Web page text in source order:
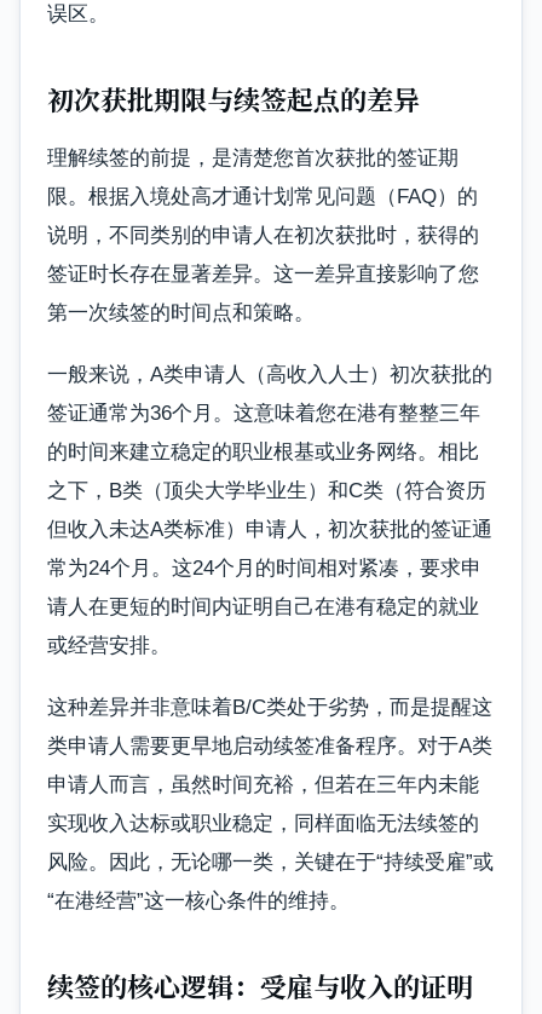
误区。
初次获批期限与续签起点的差异
理解续签的前提，是清楚您首次获批的签证期
限。根据入境处高才通计划常见问题（FAQ）的
说明，不同类别的申请人在初次获批时，获得的
签证时长存在显著差异。这一差异直接影响了您
第一次续签的时间点和策略。
一般来说，A类申请人（高收入人士）初次获批的
签证通常为36个月。这意味着您在港有整整三年
的时间来建立稳定的职业根基或业务网络。相比
之下，B类（顶尖大学毕业生）和C类（符合资历
但收入未达A类标准）申请人，初次获批的签证通
常为24个月。这24个月的时间相对紧凑，要求申
请人在更短的时间内证明自己在港有稳定的就业
或经营安排。
这种差异并非意味着B/C类处于劣势，而是提醒这
类申请人需要更早地启动续签准备程序。对于A类
申请人而言，虽然时间充裕，但若在三年内未能
实现收入达标或职业稳定，同样面临无法续签的
风险。因此，无论哪一类，关键在于“持续受雇”或
“在港经营”这一核心条件的维持。
续签的核心逻辑：受雇与收入的证明